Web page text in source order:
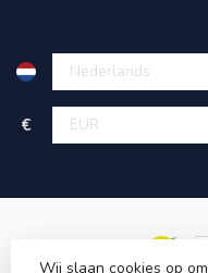
€
Wij slaan cookies op